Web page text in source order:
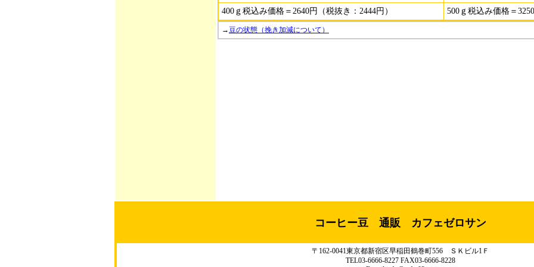
400ｇ税込み価格＝2640円（税抜き：2444円）
500ｇ税込み価格＝
→豆の状態（挽き加減について）
コーヒー豆 通販 カフェゼロサン
〒162-0041東京都新宿区早稲田鶴巻町556 ＳＫビル1Ｆ
TEL03-6666-8227 FAX03-6666-8228